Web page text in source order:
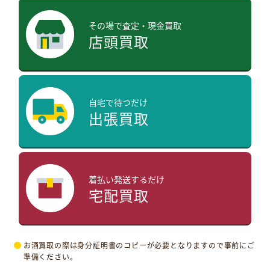
その場で査定・現金買取
店頭買取
自宅で待つだけ
出張買取
着払い発送するだけ
宅配買取
お酒買取の際は身分証明書のコピーが必要となりますので事前にご
準備ください。